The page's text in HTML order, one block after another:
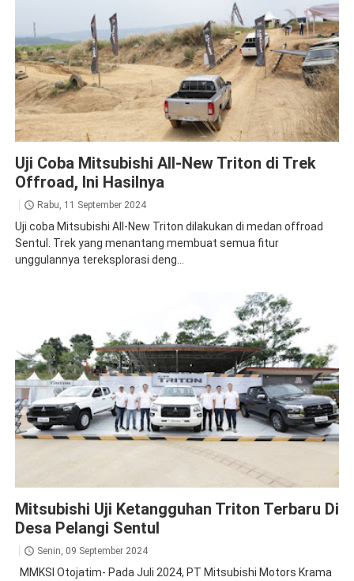
Uji Coba Mitsubishi All-New Triton di Trek
Offroad, Ini Hasilnya
Rabu, 11 September 2024
Uji coba Mitsubishi All-New Triton dilakukan di medan offroad
Sentul. Trek yang menantang membuat semua fitur
unggulannya tereksplorasi deng...
Mitsubishi Uji Ketangguhan Triton Terbaru Di
Desa Pelangi Sentul
Senin, 09 September 2024
MMKSI Otojatim- Pada Juli 2024, PT Mitsubishi Motors Krama